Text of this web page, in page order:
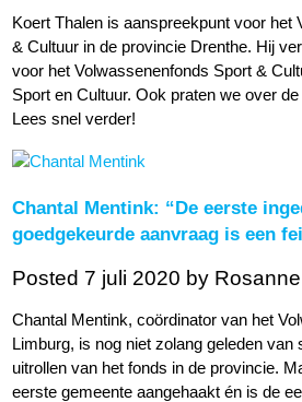
Koert Thalen is aanspreekpunt voor het
& Cultuur in de provincie Drenthe. Hij
voor het Volwassenenfonds Sport &
Sport en Cultuur. Ook praten we over
Lees snel verder!
Chantal Mentink: “De eerste
goedgekeurde aanvraag is een
Posted 7 juli 2020 by
Chantal Mentink, coördinator van het
Limburg, is nog niet zolang geleden van
uitrollen van het fonds in de provincie.
eerste gemeente aangehaakt én is de